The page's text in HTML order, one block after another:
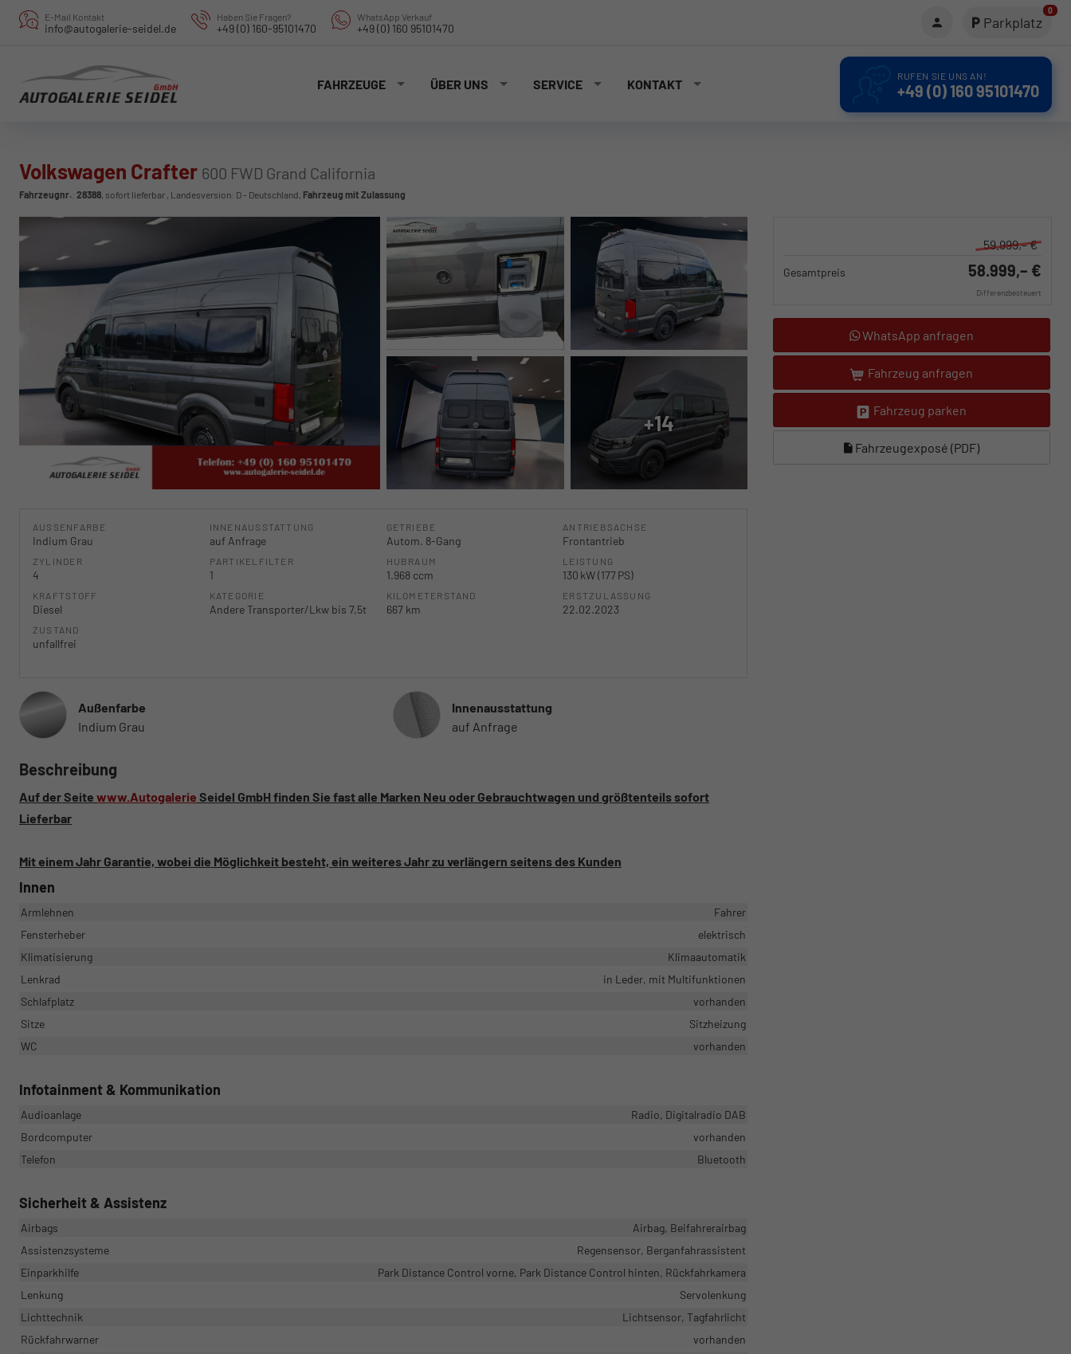
E-Mail Kontakt
info@autogalerie-seidel.de
Haben Sie Fragen?
+49 (0) 160-95101470
WhatsApp Verkauf
+49 (0) 160 95101470 Parkplatz
0
FAHRZEUGE ÜBER UNS SERVICE KONTAKT
RUFEN SIE UNS AN!
+49 (0) 160 95101470
Volkswagen Crafter 600 FWD Grand California
Fahrzeugnr.: 28388, sofort lieferbar , Landesversion: D - Deutschland, Fahrzeug mit Zulassung
59.999,– €
Gesamtpreis 58.999,– €
Differenzbesteuert
WhatsApp anfragen
Fahrzeug anfragen
Fahrzeug parken
Fahrzeugexposé (PDF)
+14
AUSSENFARBE
Indium Grau
INNENAUSSTATTUNG
auf Anfrage
GETRIEBE
Autom. 8-Gang
ANTRIEBSACHSE
Frontantrieb
ZYLINDER
4
PARTIKELFILTER
1
HUBRAUM
1.968 ccm
LEISTUNG
130 kW (177 PS)
KRAFTSTOFF
Diesel
KATEGORIE
Andere Transporter/Lkw bis 7,5t
KILOMETERSTAND
667 km
ERSTZULASSUNG
22.02.2023
ZUSTAND
unfallfrei
Außenfarbe
Indium Grau
InnenausstattungInnenausstattung
auf Anfrage
Beschreibung
Auf der Seite www.Autogalerie Seidel GmbH finden Sie fast alle Marken Neu oder Gebrauchtwagen und größtenteils sofort
Lieferbar
Mit einem Jahr Garantie, wobei die Möglichkeit besteht, ein weiteres Jahr zu verlängern seitens des Kunden
Innen
Armlehnen
Fahrer
Fensterheber
elektrisch
Klimatisierung
Klimaautomatik
Lenkrad
in Leder, mit Multifunktionen
Schlafplatz
vorhanden
Sitze
Sitzheizung
WC
vorhanden
Infotainment & Kommunikation
Audioanlage
Radio, Digitalradio DAB
Bordcomputer
vorhanden
Telefon
Bluetooth
Sicherheit & Assistenz
Airbags
Airbag, Beifahrerairbag
Assistenzsysteme
Regensensor, Berganfahrassistent
Einparkhilfe
Park Distance Control vorne, Park Distance Control hinten, Rückfahrkamera
Lenkung
Servolenkung
Lichttechnik
Lichtsensor, Tagfahrlicht
Rückfahrwarner
vorhanden